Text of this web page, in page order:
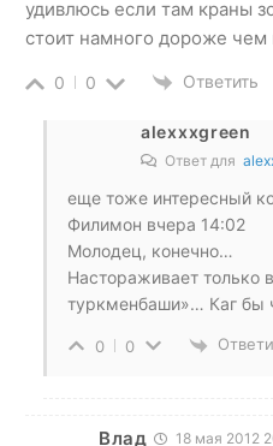
удивлюсь если там краны
стоит намного дороже чем
0 0 Ответить
alexxxgreen
Ответ для
еще тоже интересный
Филимон вчера 14:02
Молодец, конечно…
Настораживает только
туркменбаши»… Каг бы
0 0
Влад 18 мая 2012